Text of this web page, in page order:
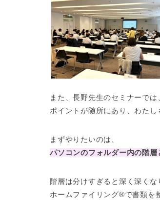
また、長野先生のセミナーで
ポイントが随所にあり、わたし
まずやりたいのは、
パソコンのフォルダー内の階
階層は分けすぎると深く深くな
ホームファイリング®で書類を